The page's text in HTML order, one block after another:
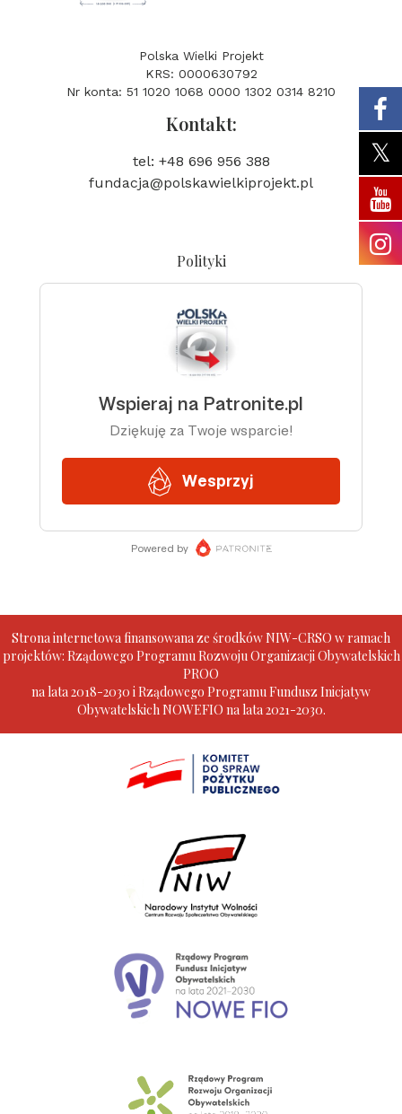
Polska Wielki Projekt
KRS: 0000630792
Nr konta: 51 1020 1068 0000 1302 0314 8210
Kontakt:
tel: +48 696 956 388
fundacja@polskawielkiprojekt.pl
Polityki
Strona internetowa finansowana ze środków NIW-CRSO w ramach
projektów: Rządowego Programu Rozwoju Organizacji Obywatelskich
PROO
na lata 2018-2030 i Rządowego Programu Fundusz Inicjatyw
Obywatelskich NOWEFIO na lata 2021-2030.